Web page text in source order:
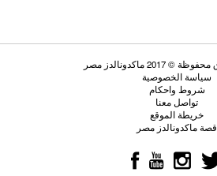
سياسة الخصوصية
شروط واحكام
تواصل معنا
خريطة الموقع
قصة ماكدونالدز مصر